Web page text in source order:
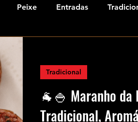
Peixe Entradas
🐐🍚 Maranho
Tradicional,
Tradicional